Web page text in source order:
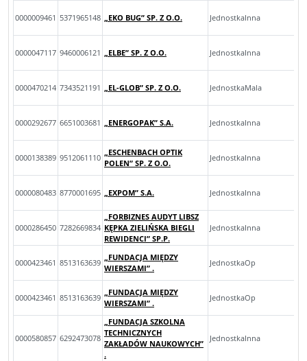
0000009461 5371965148 „EKO BUG” SP. Z O.O. JednostkaInna
0000047117 9460006121 „ELBE” SP. Z O.O. JednostkaInna
0000470214 7343521191 „EL-GLOB” SP. Z O.O. JednostkaMala
0000292677 6651003681 „ENERGOPAK” S.A. JednostkaInna
0000138389 9512061110
„ESCHENBACH OPTIK
POLEN” SP. Z O.O.
JednostkaInna
0000080483 8770001695 „EXPOM” S.A. JednostkaInna
0000286450 7282669834
„FORBIZNES AUDYT LIBSZ
KĘPKA ZIELIŃSKA BIEGLI
REWIDENCI” SP.P.
JednostkaInna
0000423461 8513163639
„FUNDACJA MIĘDZY
WIERSZAMI” .
JednostkaOp
0000423461 8513163639
„FUNDACJA MIĘDZY
WIERSZAMI” .
JednostkaOp
0000580857 6292473078
„FUNDACJA SZKOLNA
TECHNICZNYCH
ZAKŁADÓW NAUKOWYCH”
.
JednostkaInna